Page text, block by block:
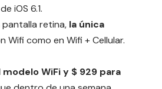
iOS 6.1.
pantalla retina, la única
como en Wifi + Cellular.
modelo WiFi y $ 929 para